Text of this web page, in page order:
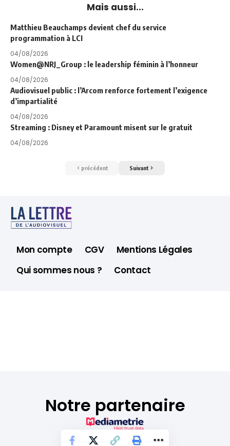
Mais aussi...
Matthieu Beauchamps devient chef du service
programmation à LCI
04/08/2026
Women@NRJ_Group : le leadership féminin à l’honneur
04/08/2026
Audiovisuel public : l’Arcom renforce fortement l’exigence
d’impartialité
04/08/2026
Streaming : Disney et Paramount misent sur le gratuit
04/08/2026
précédent Suivant
Mon compte CGV
Mentions Légales
Qui sommes nous ?
Contact
Notre partenaire